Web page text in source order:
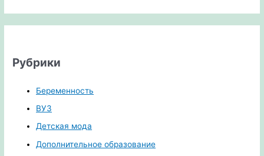
Рубрики
Беременность
ВУЗ
Детская мода
Дополнительное образование